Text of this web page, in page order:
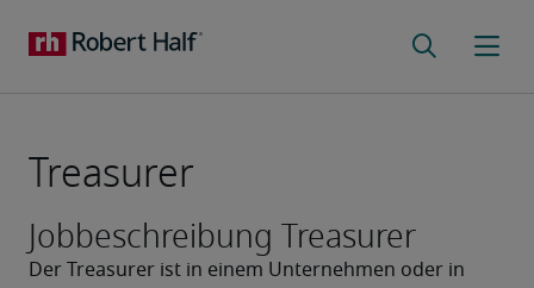
Treasurer
Jobbeschreibung Treasurer
Der Treasurer ist in einem Unternehmen oder in